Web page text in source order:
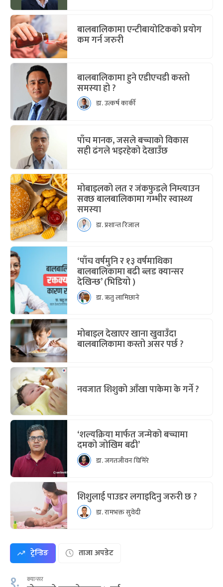
बालबालिकामा एन्टीबायोटिकको प्रयोग
कम गर्न जरुरी
बालबालिकामा हुने एडीएचडी कस्तो
समस्या हो ?
डा. उत्कर्ष कार्की
पाँच मानक, जसले बच्चाको विकास
सही ढंगले भइरहेको देखाउँछ
मोबाइलको लत र जंकफुडले निम्त्याउन
सक्छ बालबालिकामा गम्भीर स्वास्थ्य
समस्या
डा. प्रशान्त रिजाल
‘पाँच वर्षमुनि र १३ वर्षमाथिका
बालबालिकामा बढी ब्लड क्यान्सर
देखिन्छ’ (भिडियो )
डा. ऋतु लामिछाने
मोबाइल देखाएर खाना खुवाउँदा
बालबालिकामा कस्तो असर पर्छ ?
नवजात शिशुको आँखा पाकेमा के गर्ने ?
‘शल्यक्रिया मार्फत जन्मेको बच्चामा
दमको जोखिम बढी’
डा. जगतजीवन घिमिरे
शिशुलाई पाउडर लगाइदिनु जरुरी छ ?
डा. रामभक्त सुवेदी
ट्रेन्डिङ ताजा अपडेट
क्यान्सर